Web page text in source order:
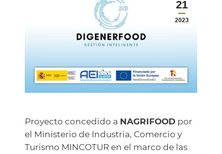
21
2023
Proyecto concedido a NAGRIFOOD por
el Ministerio de Industria, Comercio y
Turismo MINCOTUR en el marco de las